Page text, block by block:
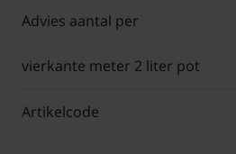
Advies aantal per
vierkante meter 2 liter pot
Artikelcode